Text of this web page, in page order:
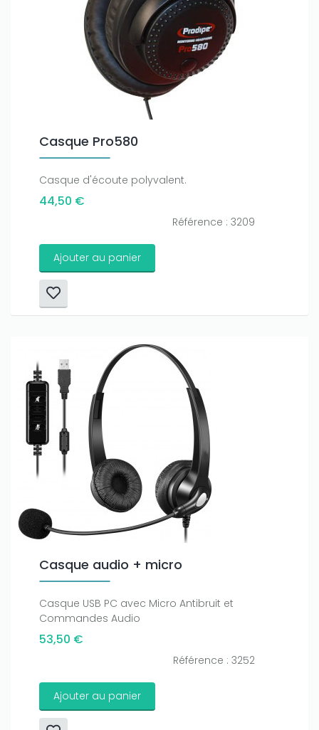
Casque Pro580
Casque d'écoute polyvalent.
44,50 €
Référence : 3209
Ajouter au panier
Casque audio + micro
Casque USB PC avec Micro Antibruit et
Commandes Audio
53,50 €
Référence : 3252
Ajouter au panier
Joo casinoif you really want to win a huge
amount on your credits!